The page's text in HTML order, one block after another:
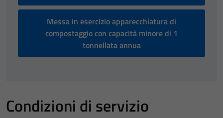
Messa in esercizio apparecchiatura di
compostaggio con capacità minore di 1
tonnellata annua
Condizioni di servizio